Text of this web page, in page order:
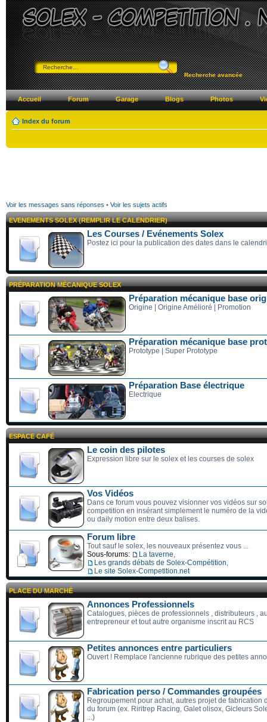
Recherche avancée
Accueil Forum Garage Blogs Photos
Index du forum
Voir les messages sans réponses • Voir les sujets actifs
EVENEMENTS SOLEX (REMPLIR LE CALENDRIER)
Les Courses / Evénements Solex
Postez ici pour la publication des dates dans le
PRÉPARATION MÉCANIQUE SOLEX
Préparation mécanique base
Origine | Origine Amélioré | Promotion
Préparation mécanique base
Prototype | Super Prototype
Préparation Base électrique
Electrique
ESPACE CAFÉ
Le coin des pilotes
Expression libre sur le solex et les courses de solex
Vos Vidéos
Dans ce forum vous pouvez visionner vos vidéos sur
competition en insérant simplement le numéro de la
ou daily motion entre deux balises.
Forum libre
Tout sauf le solex, les nouveaux présentez vous ...
Sous-forums:
La taverne
Les grands débats de Solex-Compétition
Le site Solex-Competition.net
PLACE DU MARCHÉ
Annonces Professionnels
Catalogues, pièces de professionnels , distributeurs ,
entrepreneur et tout autre organisme inscrit au RCS
Petites annonces entre particuliers
Ouvert ! Remplace l'ancienne rubrique des petites
Fabrication perso / Commandes groupées
Regroupement pour achat, autres projet de fabrication
du forum (ex. Riritrep Racing, Galet olisox, Gicleurs
...)